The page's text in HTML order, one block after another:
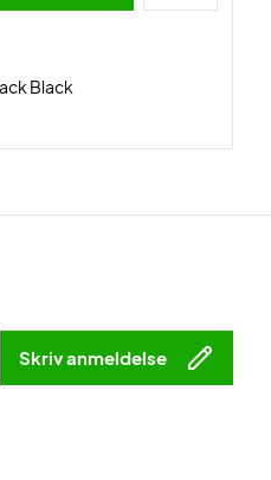
Black
Skriv anmeldelse